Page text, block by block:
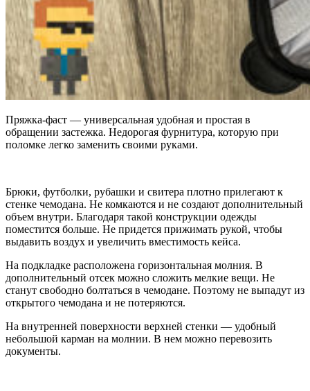
Пряжка-фаст — универсальная удобная и простая в
обращении застежка. Недорогая фурнитура, которую при
поломке легко заменить своими руками.
Брюки, футболки, рубашки и свитера плотно прилегают к
стенке чемодана. Не комкаются и не создают дополнительный
объем внутри. Благодаря такой конструкции одежды
поместится больше. Не придется прижимать рукой, чтобы
выдавить воздух и увеличить вместимость кейса.
На подкладке расположена горизонтальная молния. В
дополнительный отсек можно сложить мелкие вещи. Не
станут свободно болтаться в чемодане. Поэтому не выпадут из
открытого чемодана и не потеряются.
На внутренней поверхности верхней стенки — удобный
небольшой карман на молнии. В нем можно перевозить
документы.